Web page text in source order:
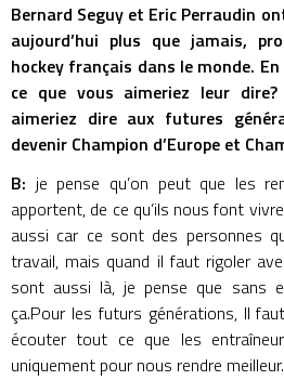
Bernard Seguy et Eric Perraudin
aujourd’hui plus que jamais,
hockey français dans le monde.
ce que vous aimeriez leur
aimeriez dire aux futures
devenir Champion d’Europe et
B: je pense qu’on peut que les
apportent, de ce qu’ils nous font
aussi car ce sont des personnes
travail, mais quand il faut rigoler
sont aussi là, je pense que sans
ça.Pour les futurs générations, Il
écouter tout ce que les
uniquement pour nous rendre meilleur.